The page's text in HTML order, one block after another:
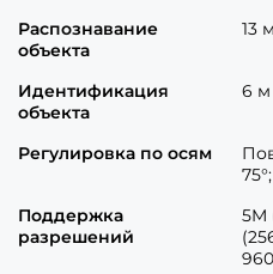
Распознавание
объекта
13 м
Идентификация
объекта
6 м
Регулировка по осям
Поддержка
разрешений
5M